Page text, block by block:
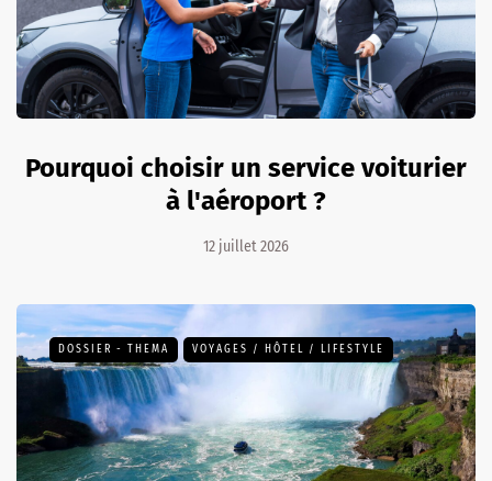
Pourquoi choisir un service voiturier
à l'aéroport ?
12 juillet 2026
DOSSIER - THEMA VOYAGES / HÔTEL / LIFESTYLE